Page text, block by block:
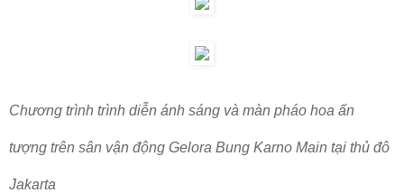
Chương trình trình diễn ánh sáng và màn pháo hoa ấn
tượng trên sân vận động Gelora Bung Karno Main tại thủ đô
Jakarta